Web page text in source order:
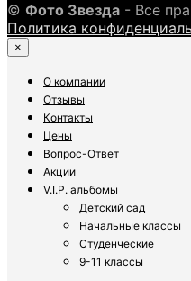
© Фото Звезда - Все
Политика
×
О компании
Отзывы
Контакты
Цены
Вопрос-Ответ
Акции
V.I.P. альбомы
Детский сад
Начальные классы
Студенческие
9-11 классы